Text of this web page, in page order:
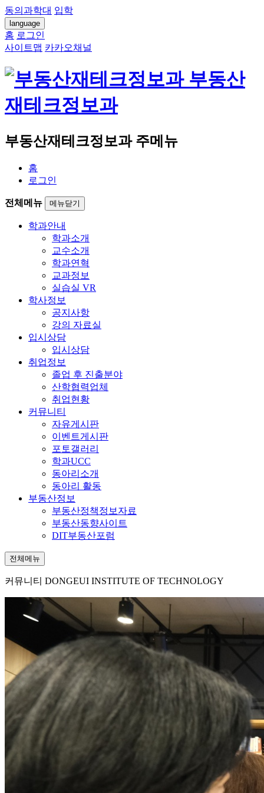
동의과학대 입학
language
홈 로그인
사이트맵 카카오채널
부동산
재테크정보과
부동산재테크정보과 주메뉴
홈
로그인
전체메뉴 메뉴닫기
학과안내
학과소개
교수소개
학과연혁
교과정보
실습실 VR
학사정보
공지사항
강의 자료실
입시상담
입시상담
취업정보
졸업 후 진출분야
산학협력업체
취업현황
커뮤니티
자유게시판
이벤트게시판
포토갤러리
학과UCC
동아리소개
동아리 활동
부동산정보
부동산정책정보자료
부동산동향사이트
DIT부동산포럼
전체메뉴
커뮤니티 DONGEUI INSTITUTE OF TECHNOLOGY